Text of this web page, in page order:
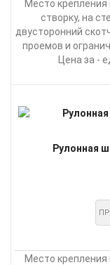
Место крепления
створку, на
двусторонний
проемов и
Цена за -
Рулонная
Место крепления